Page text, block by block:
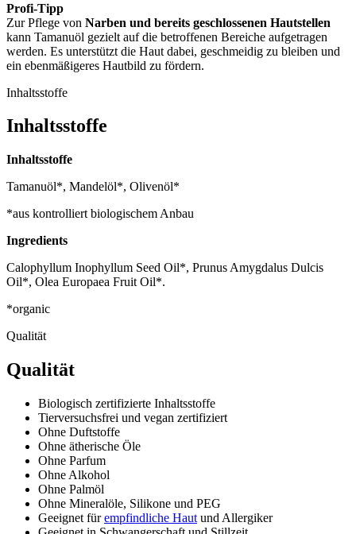
Profi-Tipp
Zur Pflege von Narben und bereits geschlossenen Hautstellen
kann Tamanuöl gezielt auf die betroffenen Bereiche aufgetragen
werden. Es unterstützt die Haut dabei, geschmeidig zu bleiben und
ein ebenmäßigeres Hautbild zu fördern.
Inhaltsstoffe
Inhaltsstoffe
Inhaltsstoffe
Tamanuöl*, Mandelöl*, Olivenöl*
*aus kontrolliert biologischem Anbau
Ingredients
Calophyllum Inophyllum Seed Oil*, Prunus Amygdalus Dulcis
Oil*, Olea Europaea Fruit Oil*.
*organic
Qualität
Qualität
Biologisch zertifizierte Inhaltsstoffe
Tierversuchsfrei und vegan zertifiziert
Ohne Duftstoffe
Ohne ätherische Öle
Ohne Parfum
Ohne Alkohol
Ohne Palmöl
Ohne Mineralöle, Silikone und PEG
Geeignet fürempfindliche Haut und Allergiker